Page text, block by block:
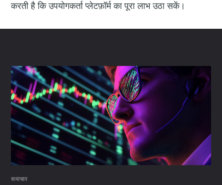
करती है कि उपयोगकर्ता प्लेटफ़ॉर्म का पूरा लाभ उठा सकें।
समाचार